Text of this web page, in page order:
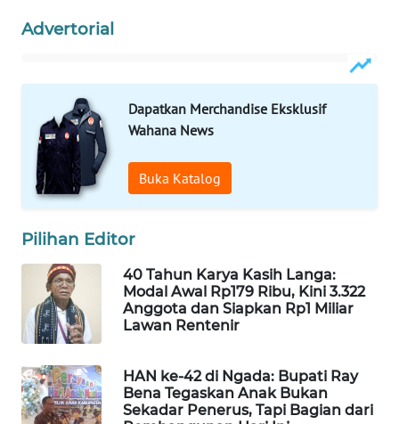
Advertorial
Dapatkan Merchandise Eksklusif
Wahana News
Buka Katalog
Pilihan Editor
40 Tahun Karya Kasih Langa:
Modal Awal Rp179 Ribu, Kini 3.322
Anggota dan Siapkan Rp1 Miliar
Lawan Rentenir
HAN ke-42 di Ngada: Bupati Ray
Bena Tegaskan Anak Bukan
Sekadar Penerus, Tapi Bagian dari
KELISTRIKAN
WALINKI
MAWAKA
ID
NET
PLN
WATCH
MKLI
LPKKI